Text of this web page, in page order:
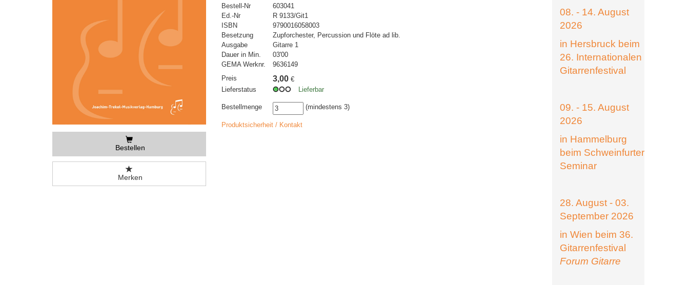
Bestellen
Merken
Bestell-Nr
603041
Ed.-Nr
R 9133/Git1
ISBN
9790016058003
Besetzung
Zupforchester, Percussion und Flöte ad lib.
Ausgabe
Gitarre 1
Dauer in Min.
03'00
GEMA Werknr.
9636149
Preis
3,00 €
Lieferstatus
Lieferbar
Bestellmenge (mindestens 3)
Produktsicherheit / Kontakt
08. - 14. August
2026
in Hersbruck beim
26. Internationalen
Gitarrenfestival
09. - 15. August
2026
in Hammelburg
beim Schweinfurter
Seminar
28. August - 03.
September 2026
in Wien beim 36.
Gitarrenfestival
Forum Gitarre